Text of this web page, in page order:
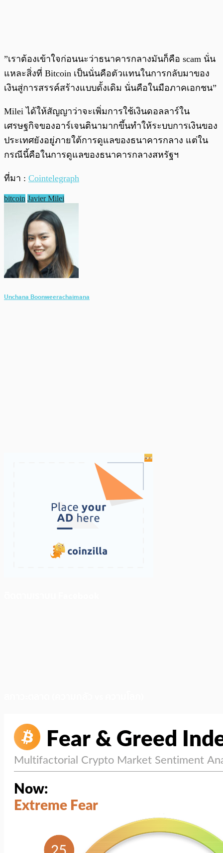
”เราต้องเข้าใจก่อนนะว่าธนาคารกลางมันก็คือ scam นั่น
แหละสิ่งที่ Bitcoin เป็นนั่นคือตัวแทนในการกลับมาของ
เงินสู่การสรรค์สร้างแบบดั้งเดิม นั่นคือในมือภาคเอกชน”
Milei ได้ให้สัญญาว่าจะเพิ่มการใช้เงินดอลลาร์ใน
เศรษฐกิจของอาร์เจนตินามากขึ้นทำให้ระบบการเงินของ
ประเทศยังอยู่ภายใต้การดูแลของธนาคารกลาง แต่ใน
กรณีนี้คือในการดูแลของธนาคารกลางสหรัฐฯ
ที่มา : Cointelegraph
bitcoin Javier Milei
Unchana Boonweerachaimana